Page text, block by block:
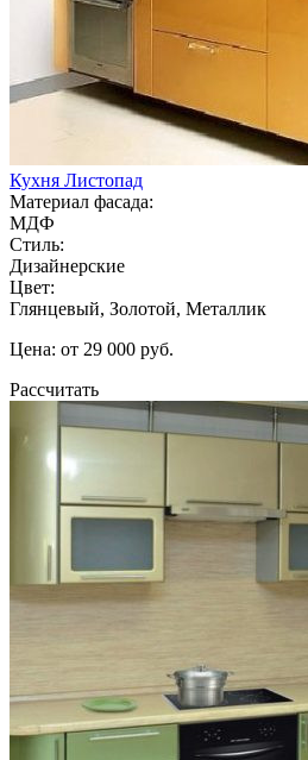
Кухня Листопад
Материал фасада:
МДФ
Стиль:
Дизайнерские
Цвет:
Глянцевый, Золотой, Металлик
Цена: от 29 000 руб.
Рассчитать